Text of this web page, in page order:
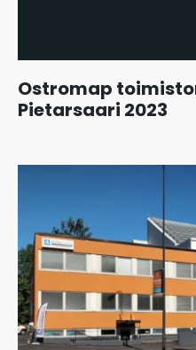
Ostromap
Pietarsaari 2023